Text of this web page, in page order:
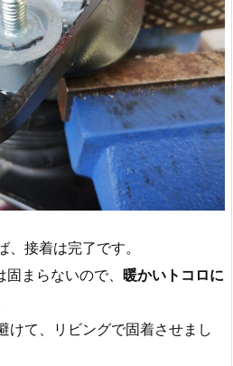
接着は完了です。
まらないので、 暖かいトコロに
けて、リビングで固着させまし